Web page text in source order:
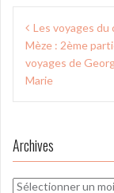
Navigation
de
l’article
Les voyages du
Mèze : 2ème
voyages de
Marie
Archives
Archives